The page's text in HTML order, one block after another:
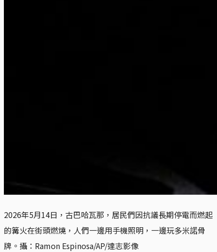
2026年5月14日，古巴哈瓦那，居民們因抗議長期停電而燃起
的篝火在街頭燃燒，人們一邊用手機照明，一邊玩多米諾骨
牌。攝：Ramon Espinosa/AP/達志影像